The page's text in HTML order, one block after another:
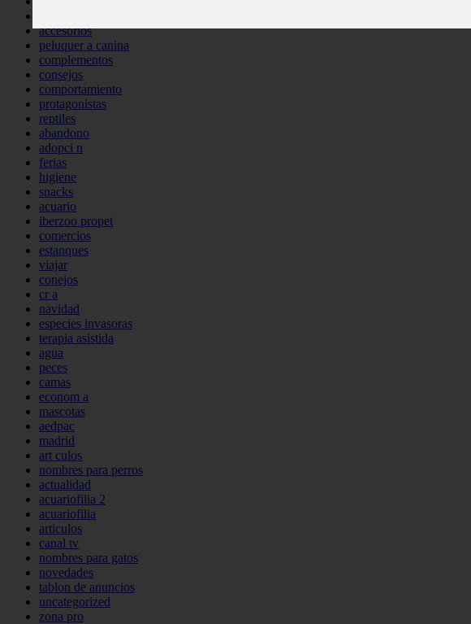
accesorios
peluquer a canina
complementos
consejos
comportamiento
protagonistas
reptiles
abandono
adopci n
ferias
higiene
snacks
acuario
iberzoo propet
comercios
estanques
viajar
conejos
cr a
navidad
especies invasoras
terapia asistida
agua
peces
camas
econom a
mascotas
aedpac
madrid
art culos
nombres para perros
actualidad
acuariofilia 2
acuariofilia
articulos
canal tv
nombres para gatos
novedades
tablon de anuncios
uncategorized
zona pro